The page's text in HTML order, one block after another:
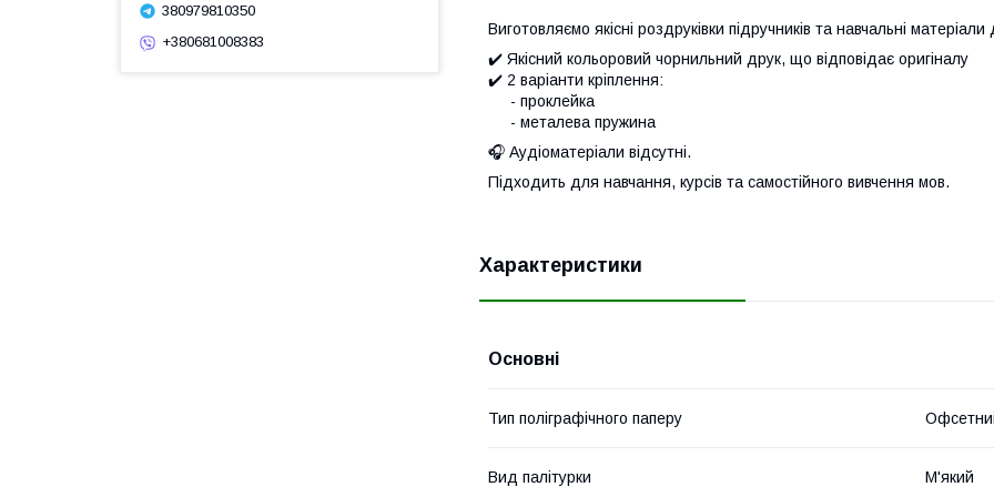
Виготовляємо якісні роздруківки підручників та навчальні
✔️ Якісний кольоровий чорнильний друк, що відповідає оригіналу
✔️ 2 варіанти кріплення:
- проклейка
- металева пружина
🎧 Аудіоматеріали відсутні.
Підходить для навчання, курсів та самостійного вивчення мов.
Характеристики
Основні
Тип поліграфічного паперу
Вид палітурки М'який
380979810350
+380681008383